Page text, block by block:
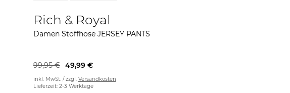
Rich & Royal
Damen Stoffhose JERSEY PANTS
49,99 €
99,95 €
inkl. MwSt. / zzgl. Versandkosten
Lieferzeit: 2-3 Werktage